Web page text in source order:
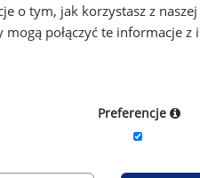
sp. z o.o. sp. k. w celu
informacji na temat
o tym, jak korzystasz z
mogą połączyć te informacje
Preferencje